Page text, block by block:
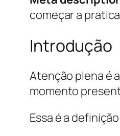
começar a
Introdução
Atenção plena é
momento
Essa é a